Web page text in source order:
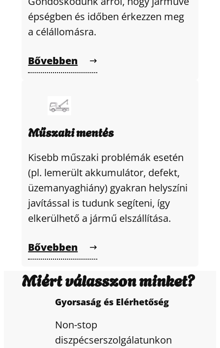
épségben és időben érkezzen meg
a célállomásra.
Bővebben
Műszaki mentés
Kisebb műszaki problémák esetén
(pl. lemerült akkumulátor, defekt,
üzemanyaghiány) gyakran helyszíni
javítással is tudunk segíteni, így
elkerülhető a jármű elszállítása.
Bővebben
Miért válasszon minket?
Gyorsaság és Elérhetőség
Non-stop
diszpécserszolgálatunkon